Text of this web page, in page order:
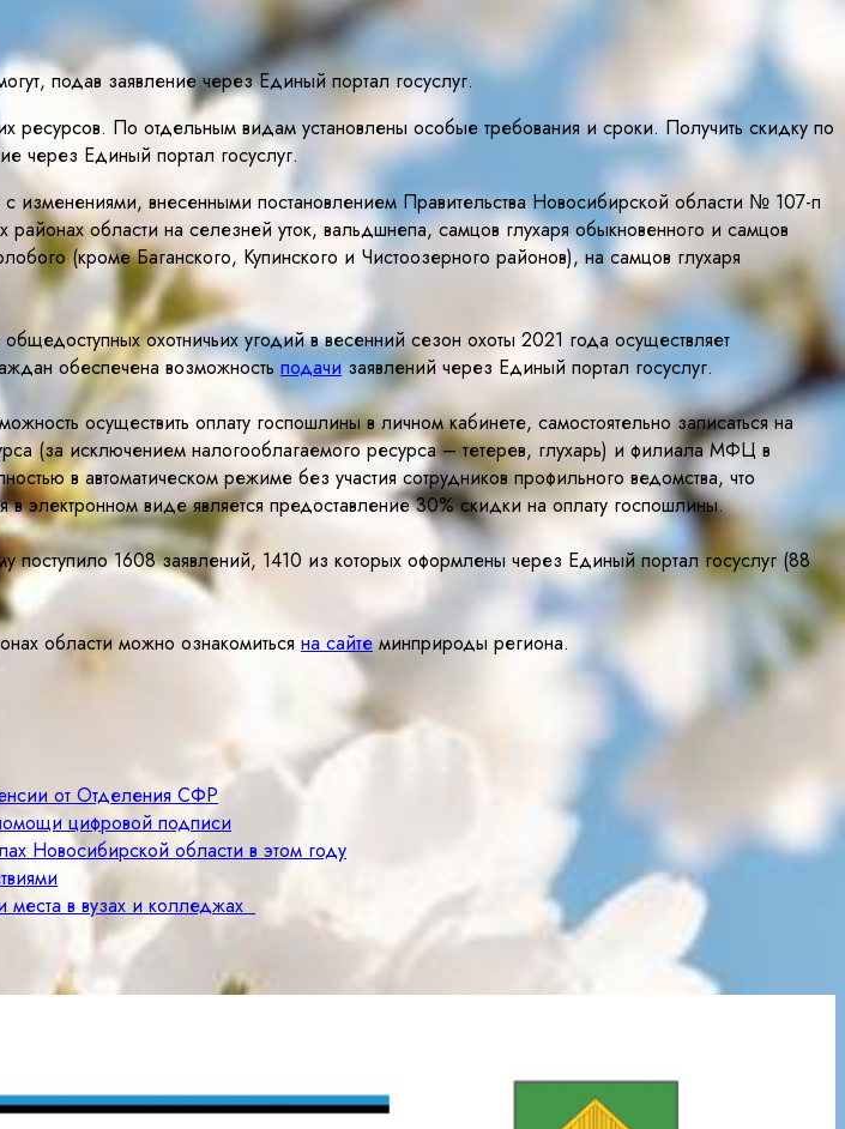
подав заявление через Единый портал госуслуг.
По отдельным видам установлены особые требования и сроки. Получить скидку по
через Единый портал госуслуг.
с изменениями, внесенными постановлением Правительства Новосибирской области № 107-п
области на селезней уток, вальдшнепа, самцов глухаря обыкновенного и самцов
(кроме Баганского, Купинского и Чистоозерного районов), на самцов глухаря
охотничьих угодий в весенний сезон охоты 2021 года осуществляет
обеспечена возможность подачизаявлений через Единый портал госуслуг.
осуществить оплату госпошлины в личном кабинете, самостоятельно записаться на
(за исключением налогооблагаемого ресурса – тетерев, глухарь) и филиала МФЦ в
в автоматическом режиме без участия сотрудников профильного ведомства, что
электронном виде является предоставление 30% скидки на оплату госпошлины.
поступило 1608 заявлений, 1410 из которых оформлены через Единый портал госуслуг (88
области можно ознакомиться на сайтеминприроды региона.
от Отделения СФР
цифровой подписи
Новосибирской области в этом году
места в вузах и колледжах